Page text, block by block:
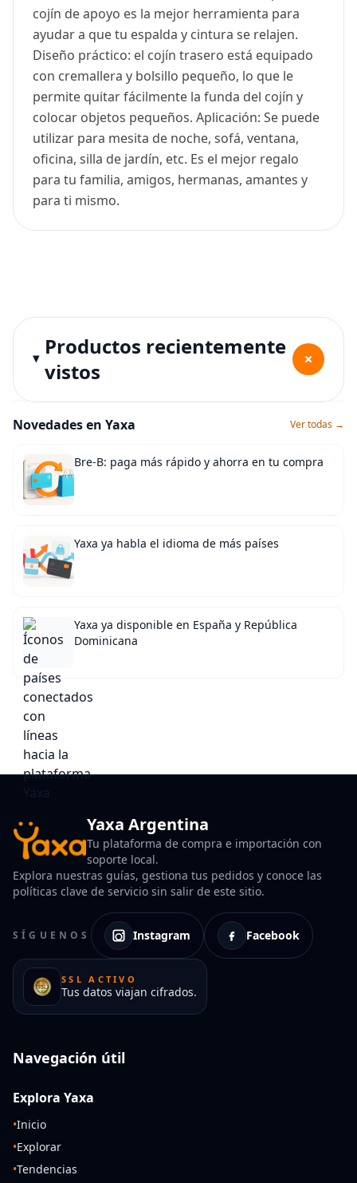
cojín de apoyo es la mejor herramienta para
ayudar a que tu espalda y cintura se relajen.
Diseño práctico: el cojín trasero está equipado
con cremallera y bolsillo pequeño, lo que le
permite quitar fácilmente la funda del cojín y
colocar objetos pequeños. Aplicación: Se puede
utilizar para mesita de noche, sofá, ventana,
oficina, silla de jardín, etc. Es el mejor regalo
para tu familia, amigos, hermanas, amantes y
para ti mismo.
Productos recientemente
vistos
+
Novedades en Yaxa Ver todas →
Bre-B: paga más rápido y ahorra en tu compra
Yaxa ya habla el idioma de más países
Yaxa ya disponible en España y República
Dominicana
Yaxa Argentina
Tu plataforma de compra e importación con
soporte local.
Explora nuestras guías, gestiona tus pedidos y conoce las
políticas clave de servicio sin salir de este sitio.
SÍGUENOS Instagram Facebook
SSL ACTIVO
Tus datos viajan cifrados.
Navegación útil
Explora Yaxa
•Inicio
•Explorar
•Tendencias